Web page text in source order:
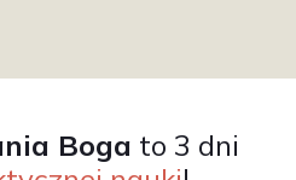
Boga to 3 dni